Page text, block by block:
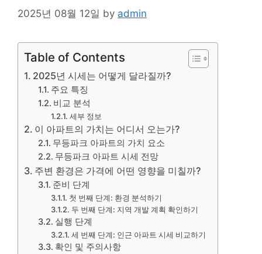
2025년 08월 12일 by admin
Table of Contents
2025년 시세는 어떻게 달라질까?
주요 특징
비교 분석
세부 정보
이 아파트의 가치는 어디서 오는가?
무등파크 아파트의 가치 요소
무등파크 아파트 시세 전망
주변 환경은 가격에 어떤 영향을 미칠까?
준비 단계
첫 번째 단계: 환경 분석하기
두 번째 단계: 지역 개발 계획 확인하기
실행 단계
세 번째 단계: 인근 아파트 시세 비교하기
확인 및 주의사항